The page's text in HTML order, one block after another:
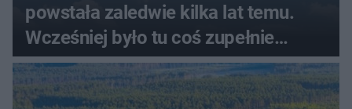
powstała zaledwie kilka lat temu.
Wcześniej było tu coś zupełnie
innego